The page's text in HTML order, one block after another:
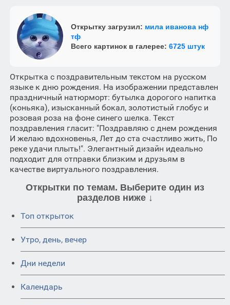
Открытку загрузил: мила иванова нф
тф
Всего картинок в галерее: 6725 штук
Открытка с поздравительным текстом на русском
языке к дню рождения. На изображении представлен
праздничный натюрморт: бутылка дорогого напитка
(коньяка), изысканный бокал, золотистый глобус и
розовая роза на фоне синего шелка. Текст
поздравления гласит: "Поздравляю с днем рождения
И желаю вдохновенья, Лет до ста счастливо жить, По
реке удачи плыть!". Элегантный дизайн идеально
подходит для отправки близким и друзьям в
качестве виртуального поздравления.
Открытки по темам. Выберите один из
разделов ниже ↓
Топ открыток
Утро, день, вечер
Дни недели
Календарь